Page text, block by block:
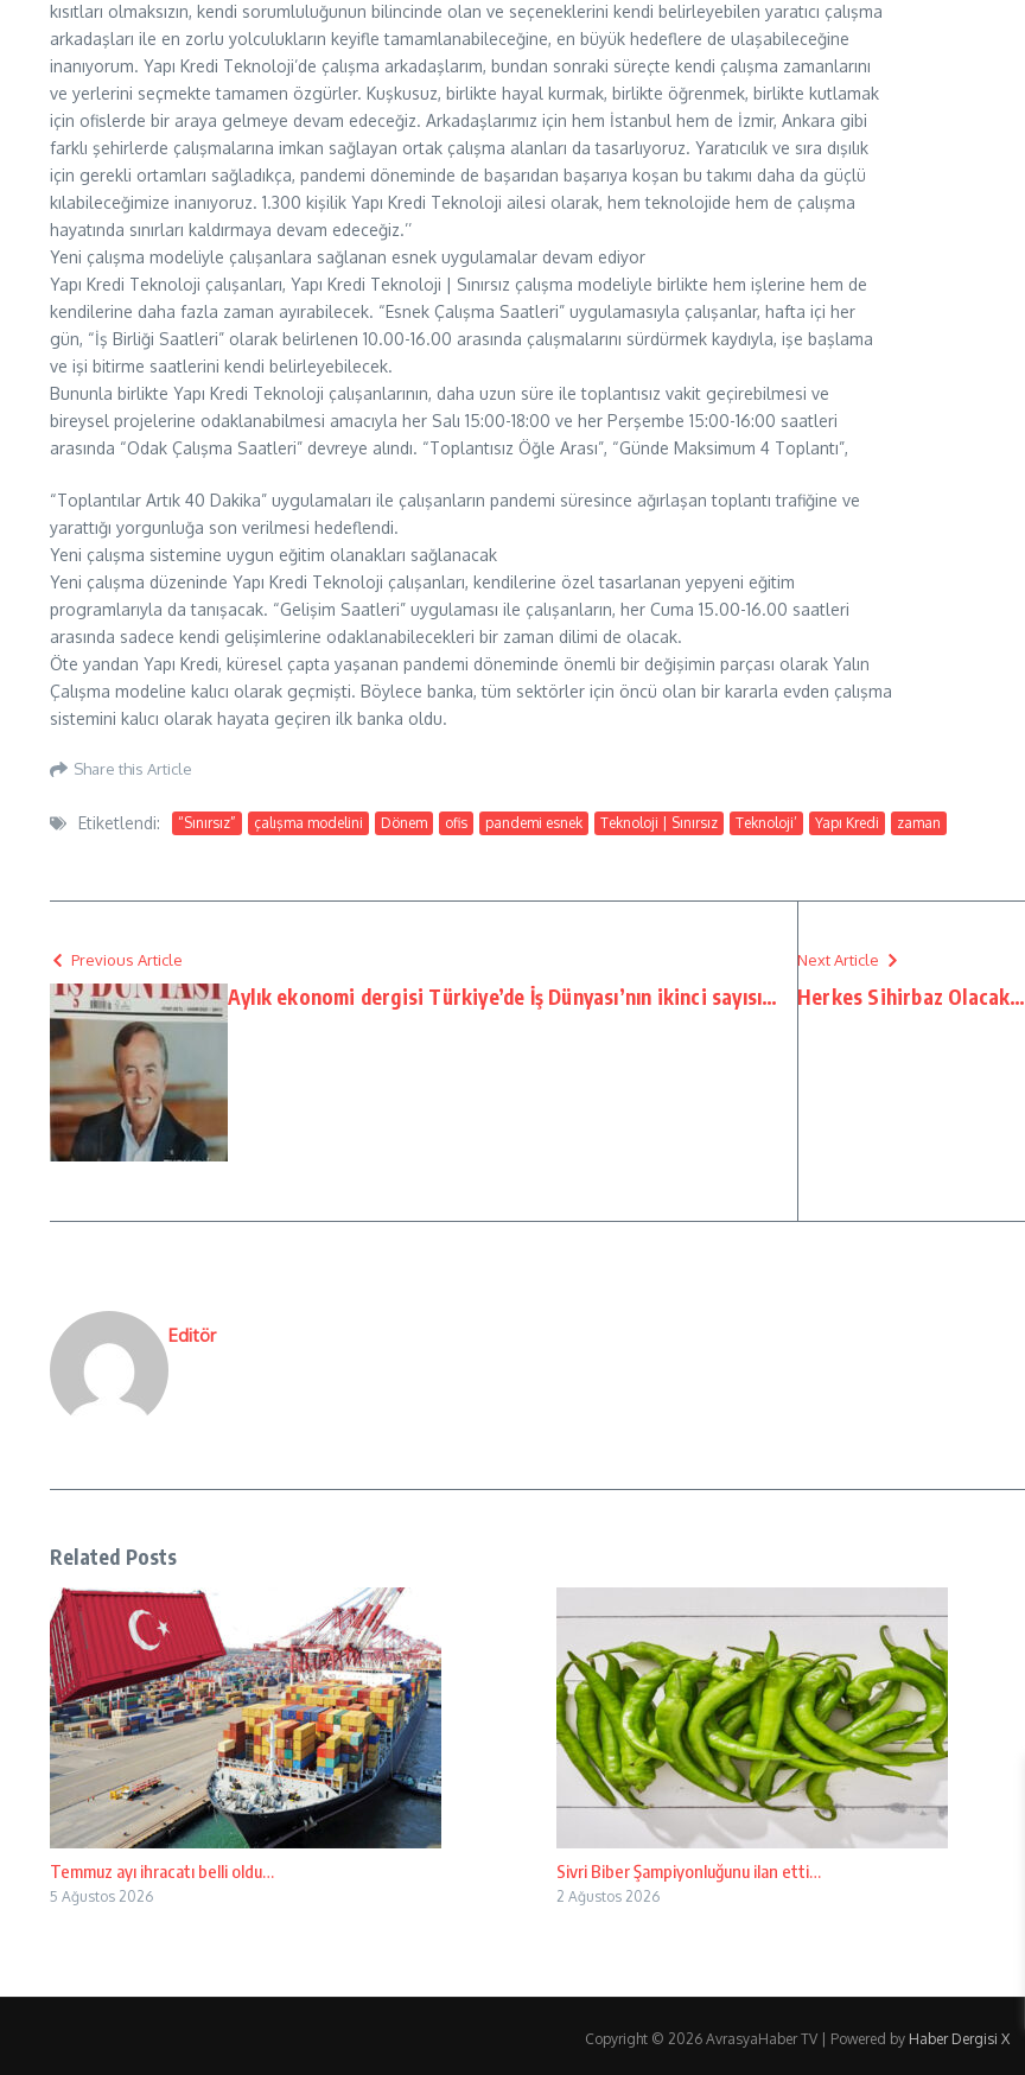
kısıtları olmaksızın, kendi sorumluluğunun bilincinde olan ve seçeneklerini kendi belirleyebilen yaratıcı çalışma
arkadaşları ile en zorlu yolculukların keyifle tamamlanabileceğine, en büyük hedeflere de ulaşabileceğine
inanıyorum. Yapı Kredi Teknoloji’de çalışma arkadaşlarım, bundan sonraki süreçte kendi çalışma zamanlarını
ve yerlerini seçmekte tamamen özgürler. Kuşkusuz, birlikte hayal kurmak, birlikte öğrenmek, birlikte kutlamak
için ofislerde bir araya gelmeye devam edeceğiz. Arkadaşlarımız için hem İstanbul hem de İzmir, Ankara gibi
farklı şehirlerde çalışmalarına imkan sağlayan ortak çalışma alanları da tasarlıyoruz. Yaratıcılık ve sıra dışılık
için gerekli ortamları sağladıkça, pandemi döneminde de başarıdan başarıya koşan bu takımı daha da güçlü
kılabileceğimize inanıyoruz. 1.300 kişilik Yapı Kredi Teknoloji ailesi olarak, hem teknolojide hem de çalışma
hayatında sınırları kaldırmaya devam edeceğiz.’’
Yeni çalışma modeliyle çalışanlara sağlanan esnek uygulamalar devam ediyor
Yapı Kredi Teknoloji çalışanları, Yapı Kredi Teknoloji | Sınırsız çalışma modeliyle birlikte hem işlerine hem de
kendilerine daha fazla zaman ayırabilecek. “Esnek Çalışma Saatleri” uygulamasıyla çalışanlar, hafta içi her
gün, “İş Birliği Saatleri” olarak belirlenen 10.00-16.00 arasında çalışmalarını sürdürmek kaydıyla, işe başlama
ve işi bitirme saatlerini kendi belirleyebilecek.
Bununla birlikte Yapı Kredi Teknoloji çalışanlarının, daha uzun süre ile toplantısız vakit geçirebilmesi ve
bireysel projelerine odaklanabilmesi amacıyla her Salı 15:00-18:00 ve her Perşembe 15:00-16:00 saatleri
arasında “Odak Çalışma Saatleri” devreye alındı. “Toplantısız Öğle Arası”, “Günde Maksimum 4 Toplantı”,
“Toplantılar Artık 40 Dakika” uygulamaları ile çalışanların pandemi süresince ağırlaşan toplantı trafiğine ve
yarattığı yorgunluğa son verilmesi hedeflendi.
Yeni çalışma sistemine uygun eğitim olanakları sağlanacak
Yeni çalışma düzeninde Yapı Kredi Teknoloji çalışanları, kendilerine özel tasarlanan yepyeni eğitim
programlarıyla da tanışacak. “Gelişim Saatleri” uygulaması ile çalışanların, her Cuma 15.00-16.00 saatleri
arasında sadece kendi gelişimlerine odaklanabilecekleri bir zaman dilimi de olacak.
Öte yandan Yapı Kredi, küresel çapta yaşanan pandemi döneminde önemli bir değişimin parçası olarak Yalın
Çalışma modeline kalıcı olarak geçmişti. Böylece banka, tüm sektörler için öncü olan bir kararla evden çalışma
sistemini kalıcı olarak hayata geçiren ilk banka oldu.
Share this Article
Etiketlendi: “Sınırsız” çalışma modelini Dönem ofis pandemi esnek Teknoloji | Sınırsız Teknoloji’ Yapı Kredi zaman
Previous Article
Aylık ekonomi dergisi Türkiye’de İş Dünyası’nın ikinci sayısı…
Next Article
Herkes Sihirbaz Olacak…
Editör
Related Posts
Temmuz ayı ihracatı belli oldu…
5 Ağustos 2026
Sivri Biber Şampiyonluğunu ilan etti…
2 Ağustos 2026
Copyright © 2026 AvrasyaHaber TV | Powered by Haber Dergisi X